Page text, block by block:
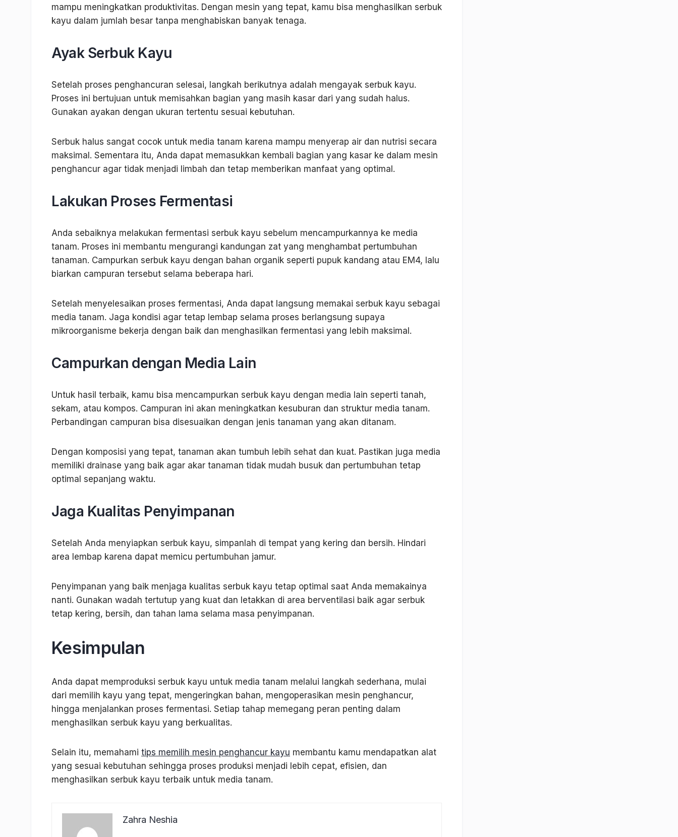
mampu meningkatkan produktivitas. Dengan mesin yang tepat, kamu bisa menghasilkan serbuk
kayu dalam jumlah besar tanpa menghabiskan banyak tenaga.
Ayak Serbuk Kayu
Setelah proses penghancuran selesai, langkah berikutnya adalah mengayak serbuk kayu.
Proses ini bertujuan untuk memisahkan bagian yang masih kasar dari yang sudah halus.
Gunakan ayakan dengan ukuran tertentu sesuai kebutuhan.
Serbuk halus sangat cocok untuk media tanam karena mampu menyerap air dan nutrisi secara
maksimal. Sementara itu, Anda dapat memasukkan kembali bagian yang kasar ke dalam mesin
penghancur agar tidak menjadi limbah dan tetap memberikan manfaat yang optimal.
Lakukan Proses Fermentasi
Anda sebaiknya melakukan fermentasi serbuk kayu sebelum mencampurkannya ke media
tanam. Proses ini membantu mengurangi kandungan zat yang menghambat pertumbuhan
tanaman. Campurkan serbuk kayu dengan bahan organik seperti pupuk kandang atau EM4, lalu
biarkan campuran tersebut selama beberapa hari.
Setelah menyelesaikan proses fermentasi, Anda dapat langsung memakai serbuk kayu sebagai
media tanam. Jaga kondisi agar tetap lembap selama proses berlangsung supaya
mikroorganisme bekerja dengan baik dan menghasilkan fermentasi yang lebih maksimal.
Campurkan dengan Media Lain
Untuk hasil terbaik, kamu bisa mencampurkan serbuk kayu dengan media lain seperti tanah,
sekam, atau kompos. Campuran ini akan meningkatkan kesuburan dan struktur media tanam.
Perbandingan campuran bisa disesuaikan dengan jenis tanaman yang akan ditanam.
Dengan komposisi yang tepat, tanaman akan tumbuh lebih sehat dan kuat. Pastikan juga media
memiliki drainase yang baik agar akar tanaman tidak mudah busuk dan pertumbuhan tetap
optimal sepanjang waktu.
Jaga Kualitas Penyimpanan
Setelah Anda menyiapkan serbuk kayu, simpanlah di tempat yang kering dan bersih. Hindari
area lembap karena dapat memicu pertumbuhan jamur.
Penyimpanan yang baik menjaga kualitas serbuk kayu tetap optimal saat Anda memakainya
nanti. Gunakan wadah tertutup yang kuat dan letakkan di area berventilasi baik agar serbuk
tetap kering, bersih, dan tahan lama selama masa penyimpanan.
Kesimpulan
Anda dapat memproduksi serbuk kayu untuk media tanam melalui langkah sederhana, mulai
dari memilih kayu yang tepat, mengeringkan bahan, mengoperasikan mesin penghancur,
hingga menjalankan proses fermentasi. Setiap tahap memegang peran penting dalam
menghasilkan serbuk kayu yang berkualitas.
Selain itu, memahami tips memilih mesin penghancur kayu membantu kamu mendapatkan alat
yang sesuai kebutuhan sehingga proses produksi menjadi lebih cepat, efisien, dan
menghasilkan serbuk kayu terbaik untuk media tanam.
Zahra Neshia